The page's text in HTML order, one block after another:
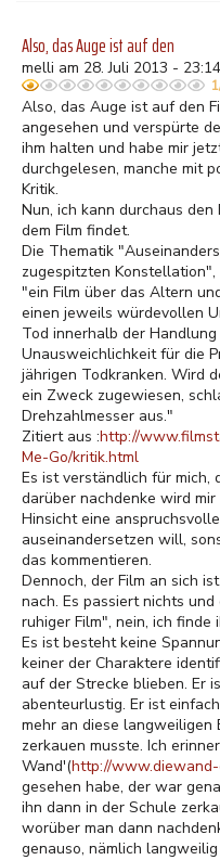
Also, das Auge ist auf den
melli am 28. Juli 2013 - 23:14
Also, das Auge ist auf den
angesehen und verspürte
ihm halten und habe mir
durchgelesen, manche mit
Kritik.
Nun, ich kann durchaus
dem Film findet.
Die Thematik
zugespitzten Konstellation",
"ein Film über das Altern
einen jeweils würdevollen
Tod innerhalb der
Unausweichlichkeit für die
jährigen Todkranken. Wird
ein Zweck zugewiesen,
Drehzahlmesser aus."
Zitiert aus :http://
Me-Go/kritik.html
Es ist verständlich für mich,
darüber nachdenke wird
Hinsicht eine
auseinandersetzen will,
das kommentieren.
Dennoch, der Film an sich
nach. Es passiert nichts
ruhiger Film", nein, ich
Es ist besteht keine
keiner der Charaktere
auf der Strecke blieben. Er
abenteurlustig. Er ist
mehr an diese langweiligen
zerkauen musste. Ich
Wand'(http://
gesehen habe, der war
ihn dann in der Schule
worüber man dann
genauso, nämlich langweilig